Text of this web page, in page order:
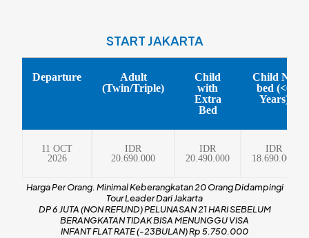
START JAKARTA
Departure
Adult
(Twin/Triple)
Child
with
Extra
Bed
Child No
bed (<6
Years)
11 OCT
2026
IDR
20.690.000
IDR
20.490.000
IDR
18.690.000
Harga Per Orang. Minimal Keberangkatan 20 Orang Didampingi
Tour Leader Dari Jakarta
DP 6 JUTA (NON REFUND) PELUNASAN 21 HARI SEBELUM
BERANGKATAN TIDAK BISA MENUNGGU VISA
INFANT FLAT RATE (-23BULAN) Rp 5.750.000